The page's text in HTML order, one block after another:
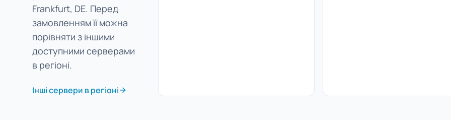
Frankfurt, DE. Перед
замовленням її можна
порівняти з іншими
доступними серверами
в регіоні.
Інші сервери в регіоні